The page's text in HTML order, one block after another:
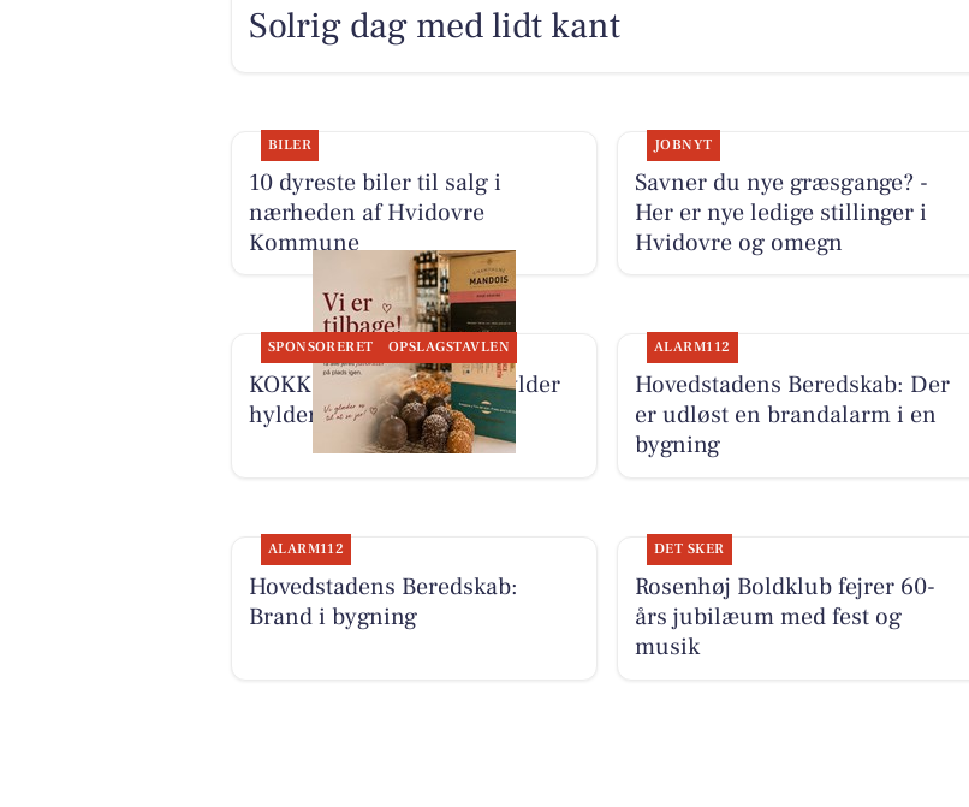
Solrig dag med lidt kant
BILER
10 dyreste biler til salg i
nærheden af Hvidovre
Kommune
JOBNYT
Savner du nye græsgange? -
Her er nye ledige stillinger i
Hvidovre og omegn
SPONSORERET OPSLAGSTAVLEN
KOKKENS VINHUS ApS fylder
hylderne op efter ferien
ALARM112
Hovedstadens Beredskab: Der
er udløst en brandalarm i en
bygning
ALARM112
Hovedstadens Beredskab:
Brand i bygning
DET SKER
Rosenhøj Boldklub fejrer 60-
års jubilæum med fest og
musik